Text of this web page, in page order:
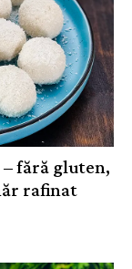
– fără gluten,
rafinat